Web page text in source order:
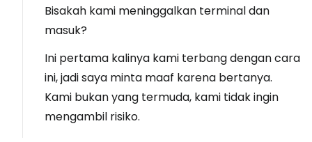
Bisakah kami meninggalkan terminal dan
masuk?
Ini pertama kalinya kami terbang dengan cara
ini, jadi saya minta maaf karena bertanya.
Kami bukan yang termuda, kami tidak ingin
mengambil risiko.